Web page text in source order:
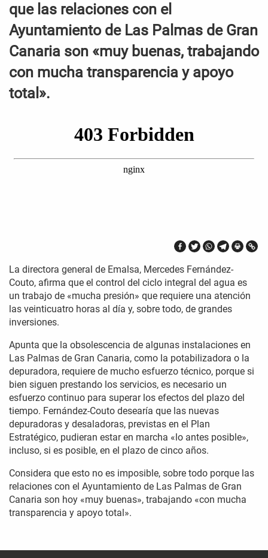
que las relaciones con el
Ayuntamiento de Las Palmas de Gran
Canaria son «muy buenas, trabajando
con mucha transparencia y apoyo
total».
La directora general de Emalsa, Mercedes Fernández-
Couto, afirma que el control del ciclo integral del agua es
un trabajo de «mucha presión» que requiere una atención
las veinticuatro horas al día y, sobre todo, de grandes
inversiones.
Apunta que la obsolescencia de algunas instalaciones en
Las Palmas de Gran Canaria, como la potabilizadora o la
depuradora, requiere de mucho esfuerzo técnico, porque si
bien siguen prestando los servicios, es necesario un
esfuerzo continuo para superar los efectos del plazo del
tiempo. Fernández-Couto desearía que las nuevas
depuradoras y desaladoras, previstas en el Plan
Estratégico, pudieran estar en marcha «lo antes posible»,
incluso, si es posible, en el plazo de cinco años.
Considera que esto no es imposible, sobre todo porque las
relaciones con el Ayuntamiento de Las Palmas de Gran
Canaria son hoy «muy buenas», trabajando «con mucha
transparencia y apoyo total».